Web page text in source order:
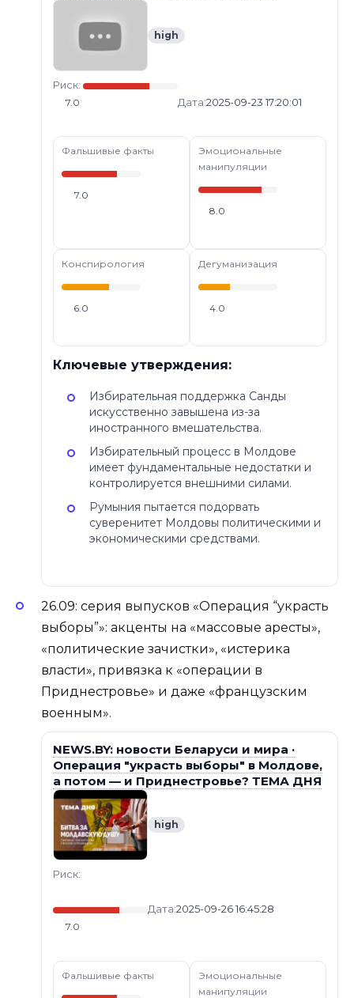
high
Риск:
7.0 Дата:2025-09-23 17:20:01
Фальшивые факты
7.0
Эмоциональные
манипуляции
8.0
Конспирология
6.0
Дегуманизация
4.0
Ключевые утверждения:
Избирательная поддержка Санды
искусственно завышена из-за
иностранного вмешательства.
Избирательный процесс в Молдове
имеет фундаментальные недостатки и
контролируется внешними силами.
Румыния пытается подорвать
суверенитет Молдовы политическими и
экономическими средствами.
26.09: серия выпусков «Операция “украсть
выборы”»: акценты на «массовые аресты»,
«политические зачистки», «истерика
власти», привязка к «операции в
Приднестровье» и даже «французским
военным».
NEWS.BY: новости Беларуси и мира ·
Операция "украсть выборы" в Молдове,
а потом — и Приднестровье? ТЕМА ДНЯ
high
Риск:
7.0
Дата:2025-09-26 16:45:28
Фальшивые факты
Эмоциональные
манипуляции